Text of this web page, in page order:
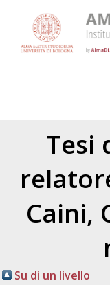
Tesi
Caini,
Su di un livello